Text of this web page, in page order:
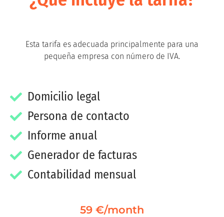
Esta tarifa es adecuada principalmente para una
pequeña empresa con número de IVA.
Domicilio legal
Persona de contacto
Informe anual
Generador de facturas
Contabilidad mensual
59 €/month